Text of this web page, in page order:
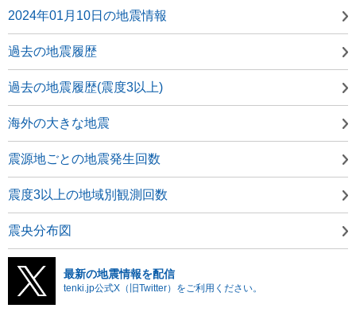
2024年01月10日の地震情報
過去の地震履歴
過去の地震履歴(震度3以上)
海外の大きな地震
震源地ごとの地震発生回数
震度3以上の地域別観測回数
震央分布図
最新の地震情報を配信
tenki.jp公式X（旧Twitter）をご利用ください。